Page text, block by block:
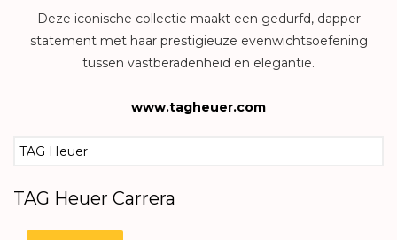
Deze iconische collectie maakt een gedurfd, dapper
statement met haar prestigieuze evenwichtsoefening
tussen vastberadenheid en elegantie.
www.tagheuer.com
TAG Heuer
TAG Heuer Carrera